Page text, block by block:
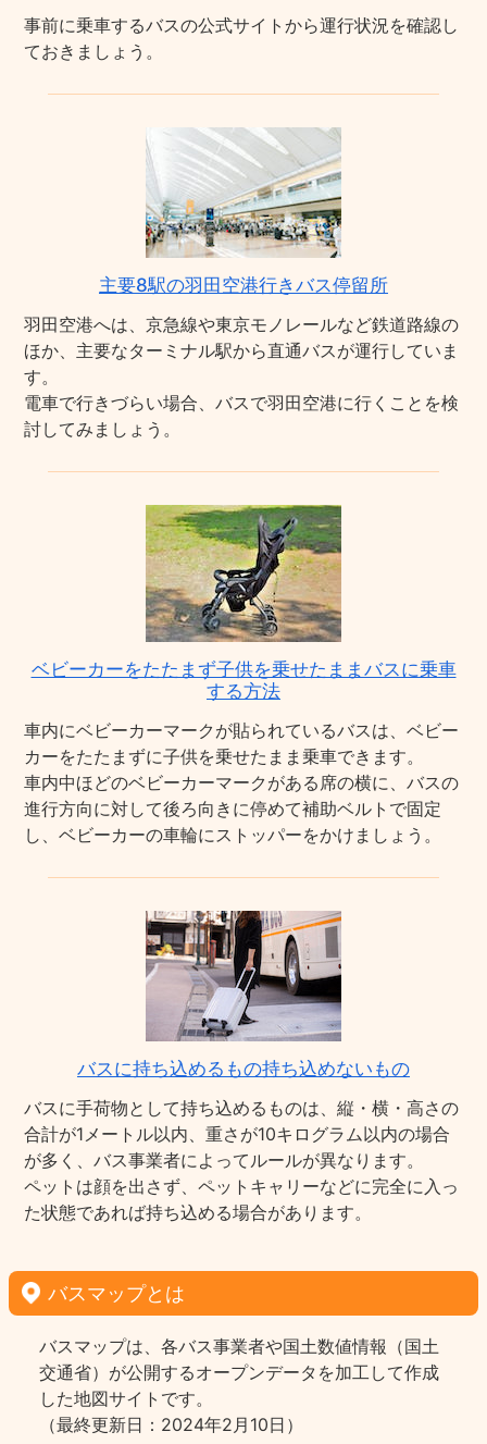
事前に乗車するバスの公式サイトから運行状況を確認し
ておきましょう。
主要8駅の羽田空港行きバス停留所
羽田空港へは、京急線や東京モノレールなど鉄道路線の
ほか、主要なターミナル駅から直通バスが運行していま
す。
電車で行きづらい場合、バスで羽田空港に行くことを検
討してみましょう。
ベビーカーをたたまず子供を乗せたままバスに乗車
する方法
車内にベビーカーマークが貼られているバスは、ベビー
カーをたたまずに子供を乗せたまま乗車できます。
車内中ほどのベビーカーマークがある席の横に、バスの
進行方向に対して後ろ向きに停めて補助ベルトで固定
し、ベビーカーの車輪にストッパーをかけましょう。
バスに持ち込めるもの持ち込めないもの
バスに手荷物として持ち込めるものは、縦・横・高さの
合計が1メートル以内、重さが10キログラム以内の場合
が多く、バス事業者によってルールが異なります。
ペットは顔を出さず、ペットキャリーなどに完全に入っ
た状態であれば持ち込める場合があります。
バスマップとは
バスマップは、各バス事業者や国土数値情報（国土
交通省）が公開するオープンデータを加工して作成
した地図サイトです。
（最終更新日：2024年2月10日）